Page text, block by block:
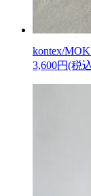
kontex/
3,600円(税